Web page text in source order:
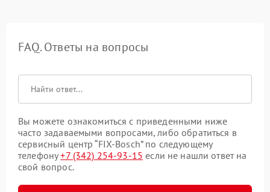
FAQ. Ответы на вопросы
Вы можете ознакомиться с приведенными ниже
часто задаваемыми вопросами, либо обратиться в
сервисный центр “FIX-Bosch” по следующему
телефону+7 (342) 254-93-15 если не нашли ответ на
свой вопрос.